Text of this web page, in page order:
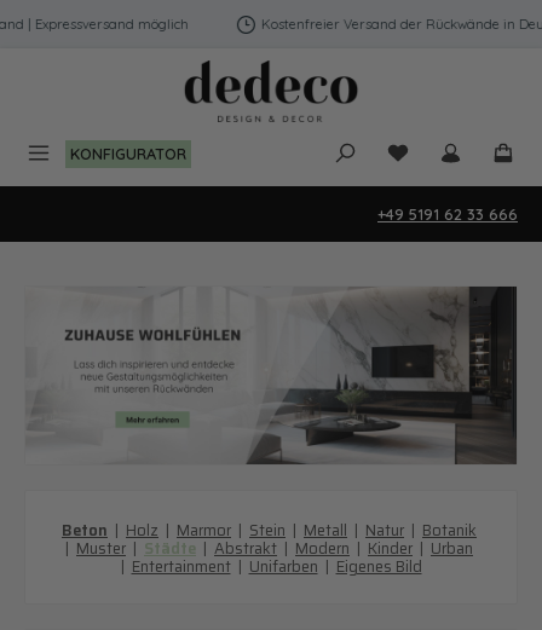
Zum Hauptinhalt springen
möglich Kostenfreier Versand der Rückwände in Deutschland |
KONFIGURATOR Du hast 0
+49 5191 62 33 666
Beton | Holz | Marmor | Stein | Metall | Natur | Botanik
| Muster | Städte | Abstrakt | Modern | Kinder | Urban
|Entertainment|Unifarben|Eigenes Bild